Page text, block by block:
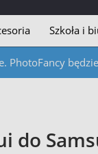
Szkoła i
PhotoFancy
do